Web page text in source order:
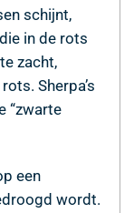
schijnt,
in de rots
zacht,
Sherpa’s
“zwarte
een
wordt.